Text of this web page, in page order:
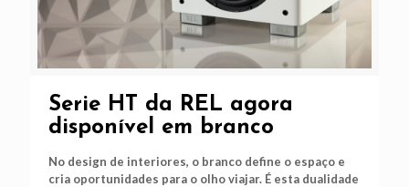
Serie HT da REL agora
disponível em branco
No design de interiores, o branco define o espaço e
cria oportunidades para o olho viajar. É esta dualidade